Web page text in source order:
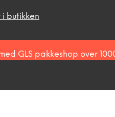
butikken
GLS pakkeshop over